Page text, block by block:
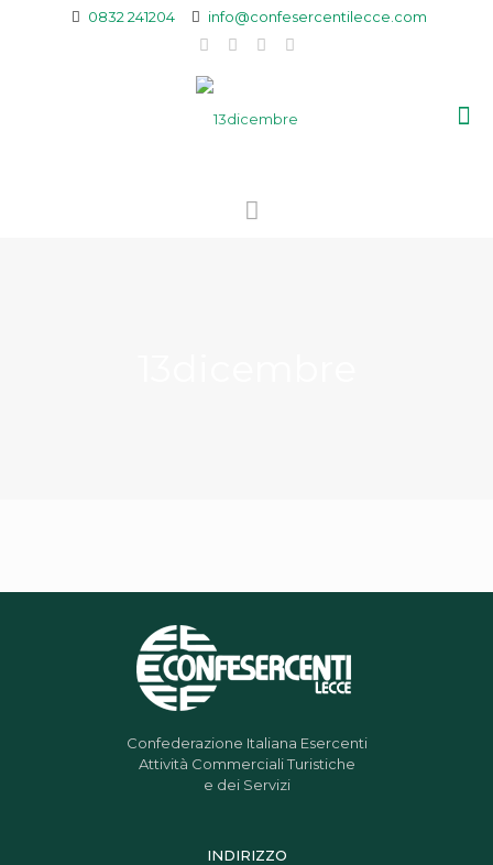
0832 241204 info@confesercentilecce.com
Confederazione Italiana Esercenti
Attività Commerciali Turistiche
e dei Servizi
INDIRIZZO